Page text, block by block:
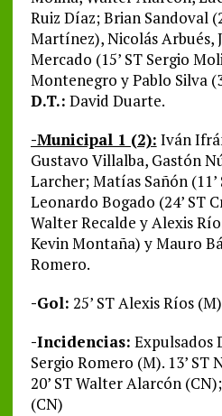
Ruiz Díaz; Brian Sandoval
Martínez), Nicolás Arbués,
Mercado (15’ ST Sergio
Montenegro y Pablo Silva
D.T.: David Duarte.
-Municipal 1 (2): Iván
Gustavo Villalba, Gastón
Larcher; Matías Sañón
Leonardo Bogado (24’ ST
Walter Recalde y Alexis
Kevin Montaña) y Mauro
Romero.
-Gol: 25’ ST Alexis Ríos (M)
-Incidencias: Expulsados
Sergio Romero (M). 13’ ST
20’ ST Walter Alarcón
(CN)